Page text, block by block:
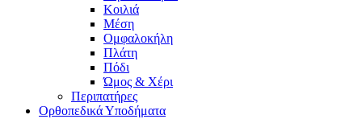
Κοιλιά
Μέση
Ομφαλοκήλη
Πλάτη
Πόδι
Ώμος & Χέρι
Περιπατήρες
Ορθοπεδικά Υποδήματα